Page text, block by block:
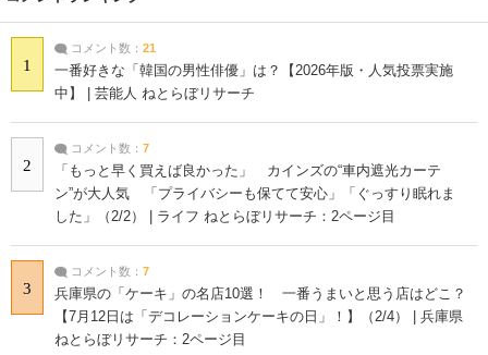
1
コメント数： 21
一番好きな「韓国の男性俳優」は？【2026年版・人気投票実施
中】 | 芸能人 ねとらぼリサーチ
2
コメント数： 7
「もっと早く買えば良かった」 カインズの“車内遮光カーテ
ン”が大人気 「プライバシーも保てて安心」「ぐっすり眠れま
した」（2/2） | ライフ ねとらぼリサーチ：2ページ目
3
コメント数： 7
兵庫県の「ケーキ」の名店10選！ 一番うまいと思う店はどこ？
【7月12日は「デコレーションケーキの日」！】（2/4） | 兵庫県
ねとらぼリサーチ：2ページ目